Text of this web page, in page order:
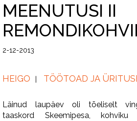
MEENUTUSI II
2-12-2013
HEIGO TÖÖTOAD JA
Läinud laupäev oli tõeliselt
taaskord Skeemipesa, kohviku